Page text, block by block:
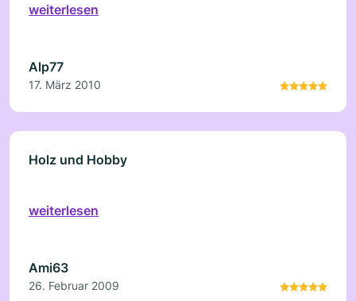
weiterlesen
Alp77
17. März 2010
Holz und Hobby
weiterlesen
Ami63
26. Februar 2009